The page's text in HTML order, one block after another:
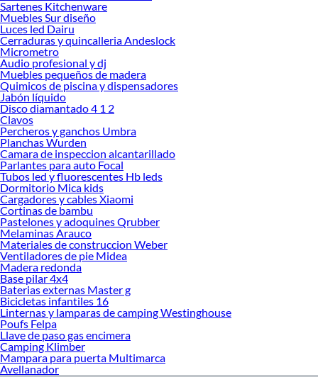
renovación de espacios. ¡Visítanos y descubre todo lo que tenemos para
ofrecerte!
Encuentra una amplia variedad de productos de Hamacas en Sodimac.
Encuentra todo lo necesario para tus proyectos de renovación y decoración.
¡Visítanos y haz tus ideas realidad!
Sartenes Kitchenware
Muebles Sur diseño
Luces led Dairu
Cerraduras y quincalleria Andeslock
Micrometro
Audio profesional y dj
Muebles pequeños de madera
Quimicos de piscina y dispensadores
Jabón líquido
Disco diamantado 4 1 2
Clavos
Percheros y ganchos Umbra
Planchas Wurden
Camara de inspeccion alcantarillado
Parlantes para auto Focal
Tubos led y fluorescentes Hb leds
Dormitorio Mica kids
Cargadores y cables Xiaomi
Cortinas de bambu
Pastelones y adoquines Qrubber
Melaminas Arauco
Materiales de construccion Weber
Ventiladores de pie Midea
Madera redonda
Base pilar 4x4
Baterias externas Master g
Bicicletas infantiles 16
Linternas y lamparas de camping Westinghouse
Poufs Felpa
Llave de paso gas encimera
Camping Klimber
Mampara para puerta Multimarca
Avellanador